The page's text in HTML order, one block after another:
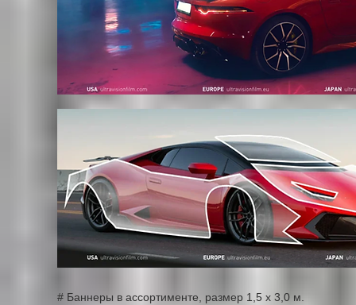
# Баннеры в ассортименте, размер 1,5 х 3,0 м.